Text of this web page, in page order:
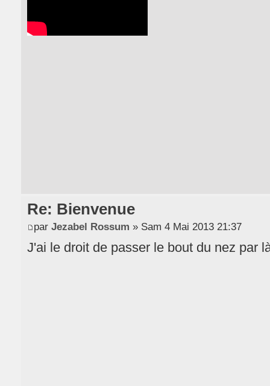
Re: Bienvenue
par Jezabel Rossum » Sam 4 Mai 2013 21:37
J'ai le droit de passer le bout du nez par